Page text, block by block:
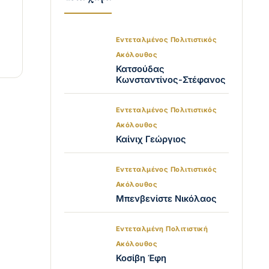
Εντεταλμένος Πολιτιστικός
Ακόλουθος
Κατσούδας
Κωνσταντίνος-Στέφανος
Εντεταλμένος Πολιτιστικός
Ακόλουθος
Καίνιχ Γεώργιος
Εντεταλμένος Πολιτιστικός
Ακόλουθος
Μπενβενίστε Νικόλαος
Εντεταλμένη Πολιτιστική
Ακόλουθος
Κοσίβη Έφη